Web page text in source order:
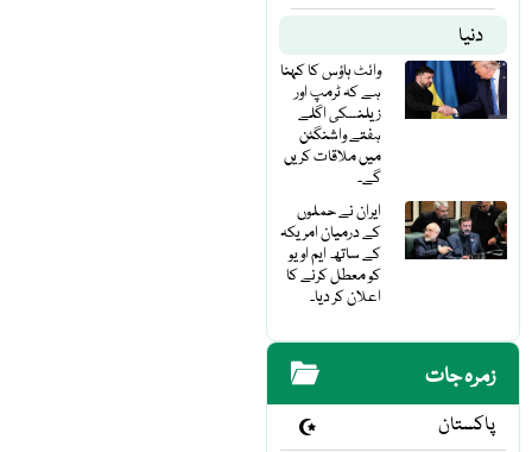
دنیا
وائٹ ہاؤس کا کہنا
ہے کہ ٹرمپ اور
زیلنسکی اگلے
ہفتے واشنگٹن
میں ملاقات کریں
گے۔
ایران نے حملوں
کے درمیان امریکہ
کے ساتھ ایم او یو
کو معطل کرنے کا
اعلان کر دیا۔
زمرہ جات
پاکستان